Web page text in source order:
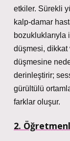
etkiler. Sürekli
kalp-damar
düşmesi, dikkat
düşmesine
derinleştirir;
gürültülü
farklar oluşur.
2.